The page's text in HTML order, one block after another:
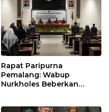
Rapat Paripurna
Pemalang: Wabup
Nurkholes Beberkan